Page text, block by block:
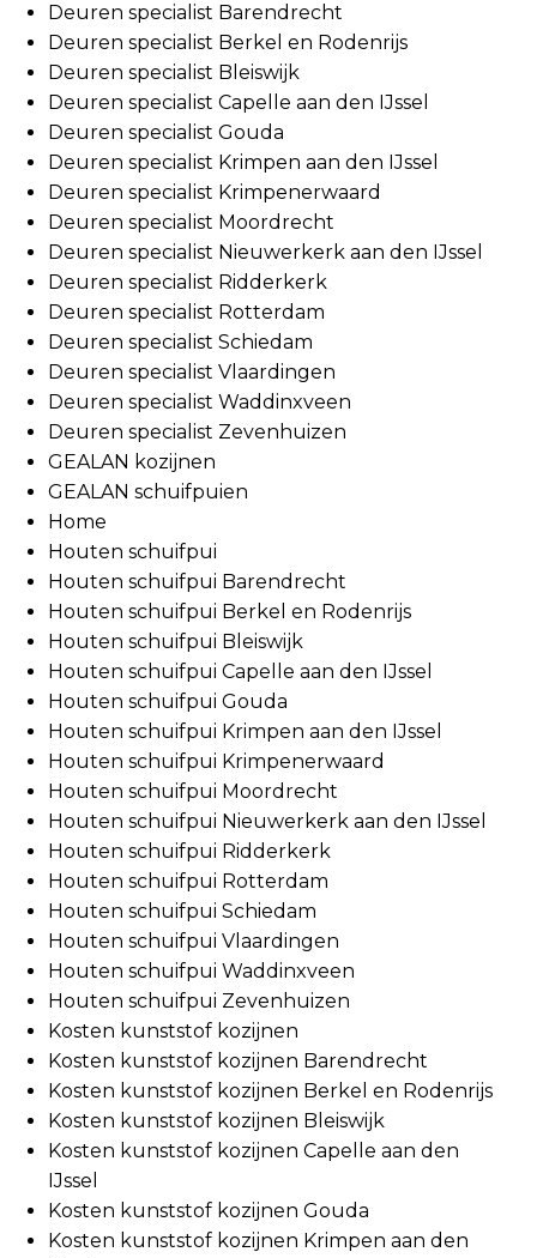
Deuren specialist Barendrecht
Deuren specialist Berkel en Rodenrijs
Deuren specialist Bleiswijk
Deuren specialist Capelle aan den IJssel
Deuren specialist Gouda
Deuren specialist Krimpen aan den IJssel
Deuren specialist Krimpenerwaard
Deuren specialist Moordrecht
Deuren specialist Nieuwerkerk aan den IJssel
Deuren specialist Ridderkerk
Deuren specialist Rotterdam
Deuren specialist Schiedam
Deuren specialist Vlaardingen
Deuren specialist Waddinxveen
Deuren specialist Zevenhuizen
GEALAN kozijnen
GEALAN schuifpuien
Home
Houten schuifpui
Houten schuifpui Barendrecht
Houten schuifpui Berkel en Rodenrijs
Houten schuifpui Bleiswijk
Houten schuifpui Capelle aan den IJssel
Houten schuifpui Gouda
Houten schuifpui Krimpen aan den IJssel
Houten schuifpui Krimpenerwaard
Houten schuifpui Moordrecht
Houten schuifpui Nieuwerkerk aan den IJssel
Houten schuifpui Ridderkerk
Houten schuifpui Rotterdam
Houten schuifpui Schiedam
Houten schuifpui Vlaardingen
Houten schuifpui Waddinxveen
Houten schuifpui Zevenhuizen
Kosten kunststof kozijnen
Kosten kunststof kozijnen Barendrecht
Kosten kunststof kozijnen Berkel en Rodenrijs
Kosten kunststof kozijnen Bleiswijk
Kosten kunststof kozijnen Capelle aan den
IJssel
Kosten kunststof kozijnen Gouda
Kosten kunststof kozijnen Krimpen aan den